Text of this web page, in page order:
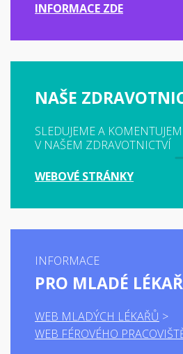
INFORMACE ZDE
NAŠE
SLEDUJEME A
V NAŠEM ZDRAVOTNICTVÍ
WEBOVÉ STRÁNKY
INFORMACE
PRO MLADÉ
WEB MLADÝCH LÉKAŘŮ
WEB FÉROVÉHO